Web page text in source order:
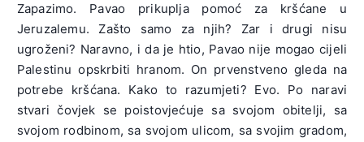
Zapazimo. Pavao prikuplja pomoć za kršćane u
Jeruzalemu. Zašto samo za njih? Zar i drugi nisu
ugroženi? Naravno, i da je htio, Pavao nije mogao cijeli
Palestinu opskrbiti hranom. On prvenstveno gleda na
potrebe kršćana. Kako to razumjeti? Evo. Po naravi
stvari čovjek se poistovjećuje sa svojom obitelji, sa
svojom rodbinom, sa svojom ulicom, sa svojim gradom,